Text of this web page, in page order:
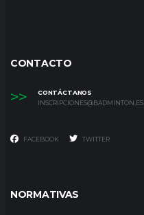
CONTACTO
>>
CONTÁCTANOS
INSCRIPCIONES@BADMINTON.ES
FACEBOOK TWITTER
NORMATIVAS